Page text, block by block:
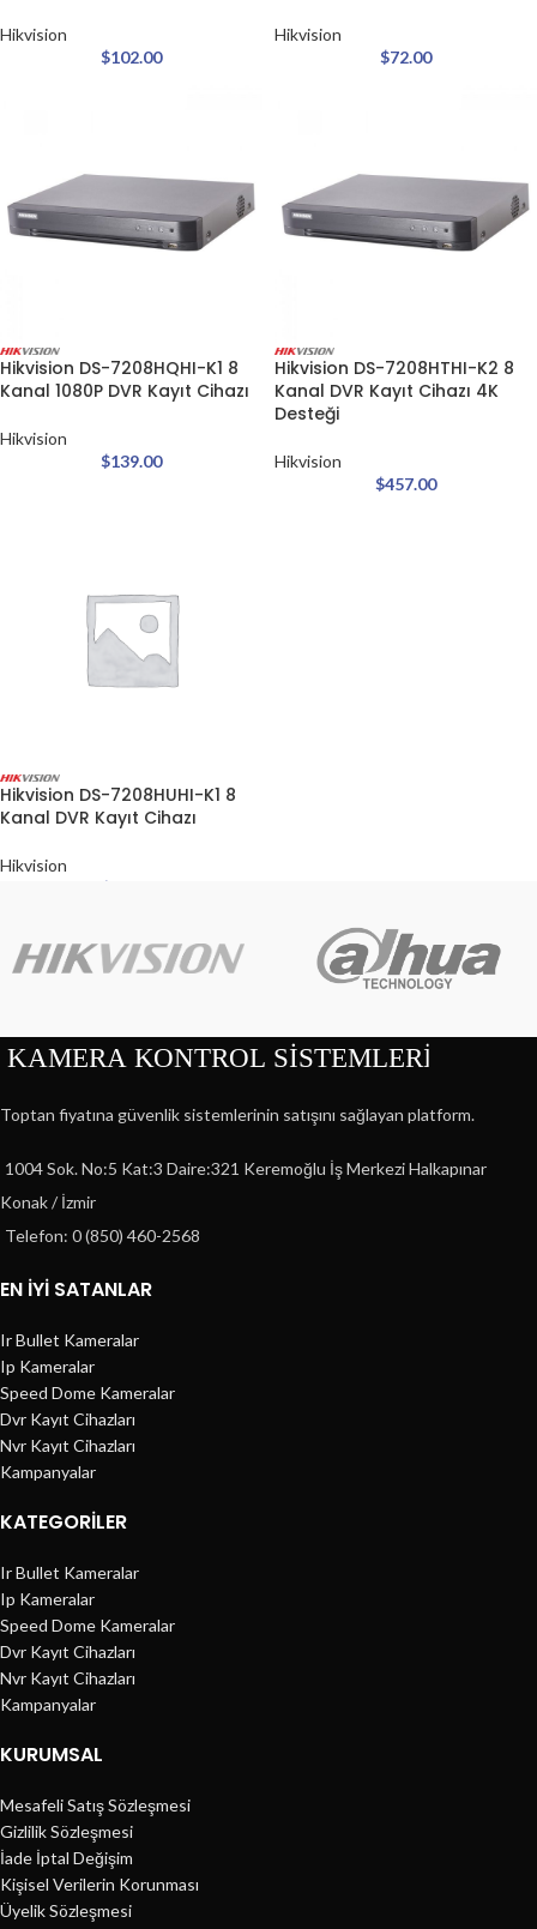
Hikvision
$102.00
Hikvision
$72.00
Hikvision DS-7208HQHI-K1 8
Kanal 1080P DVR Kayıt Cihazı
Hikvision
$139.00
Hikvision DS-7208HTHI-K2 8
Kanal DVR Kayıt Cihazı 4K
Desteği
Hikvision
$457.00
Hikvision DS-7208HUHI-K1 8
Kanal DVR Kayıt Cihazı
Hikvision
$
Toptan fiyatına güvenlik sistemlerinin satışını sağlayan platform.
1004 Sok. No:5 Kat:3 Daire:321 Keremoğlu İş Merkezi Halkapınar
Konak / İzmir
Telefon: 0 (850) 460-2568
EN İYİ SATANLAR
Ir Bullet Kameralar
Ip Kameralar
Speed Dome Kameralar
Dvr Kayıt Cihazları
Nvr Kayıt Cihazları
Kampanyalar
KATEGORILER
Ir Bullet Kameralar
Ip Kameralar
Speed Dome Kameralar
Dvr Kayıt Cihazları
Nvr Kayıt Cihazları
Kampanyalar
KURUMSAL
Mesafeli Satış Sözleşmesi
Gizlilik Sözleşmesi
İade İptal Değişim
Kişisel Verilerin Korunması
Üyelik Sözleşmesi